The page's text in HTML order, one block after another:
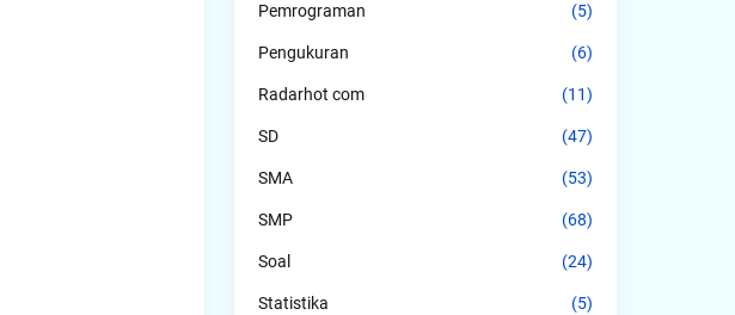
Pemrograman (5)
Pengukuran (6)
Radarhot com (11)
SD (47)
SMA (53)
SMP (68)
Soal (24)
Statistika (5)